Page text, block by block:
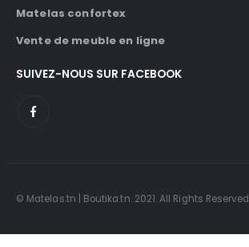
Matelas confortex
Vente de meuble en ligne
SUIVEZ-NOUS SUR FACEBOOK
© Matelas.tn | Boutika.tn. 2021. All Rights Reserved